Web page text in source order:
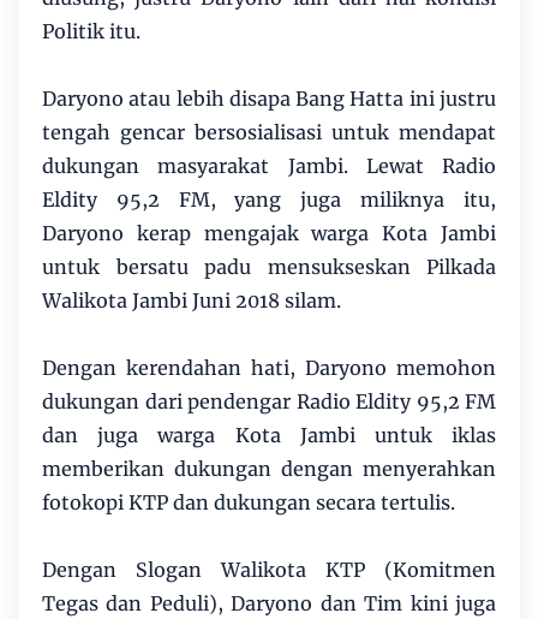
Politik itu.
Daryono atau lebih disapa Bang Hatta ini justru
tengah gencar bersosialisasi untuk mendapat
dukungan masyarakat Jambi. Lewat Radio
Eldity 95,2 FM, yang juga miliknya itu,
Daryono kerap mengajak warga Kota Jambi
untuk bersatu padu mensukseskan Pilkada
Walikota Jambi Juni 2018 silam.
Dengan kerendahan hati, Daryono memohon
dukungan dari pendengar Radio Eldity 95,2 FM
dan juga warga Kota Jambi untuk iklas
memberikan dukungan dengan menyerahkan
fotokopi KTP dan dukungan secara tertulis.
Dengan Slogan Walikota KTP (Komitmen
Tegas dan Peduli), Daryono dan Tim kini juga